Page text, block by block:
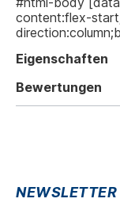
content:flex-
Eigenschaften
Bewertungen